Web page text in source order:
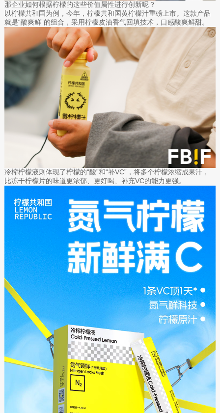
那企业如何根据柠檬的这些价值属性进行创新呢？
以柠檬共和国为例，今年，柠檬共和国黄柠檬汁重磅上市。这款产品
就是“酸爽鲜”的组合，采用柠檬皮油香气回填技术，口感酸爽鲜甜。
冷榨柠檬液则体现了柠檬的“酸”和“补VC”，将多个柠檬浓缩成果汁，
比冻干柠檬片的味道更浓郁、更好喝、补充VC的能力更强。